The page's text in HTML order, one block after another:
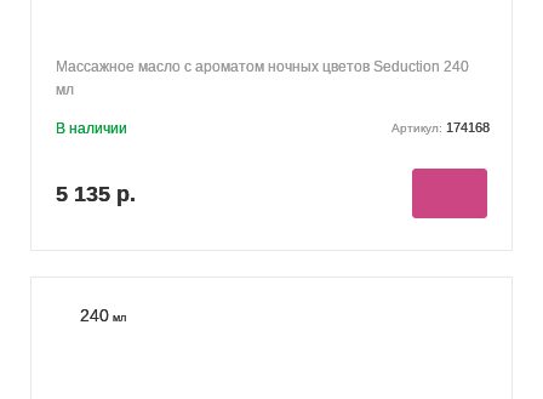
Массажное масло с ароматом ночных цветов Seduction 240
мл
В наличии Артикул: 174168
5 135 р.
240 мл